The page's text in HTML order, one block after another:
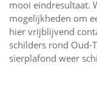
mooi eindresultaat.
mogelijkheden om
hier vrijblijvend
schilders rond Oud-
sierplafond weer